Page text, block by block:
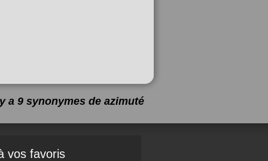
a 9 synonymes de azimuté
vos favoris